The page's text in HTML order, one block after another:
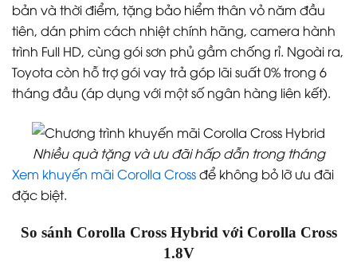
bản và thời điểm, tặng bảo hiểm thân vỏ năm đầu
tiên, dán phim cách nhiệt chính hãng, camera hành
trình Full HD, cùng gói sơn phủ gầm chống rỉ. Ngoài ra,
Toyota còn hỗ trợ gói vay trả góp lãi suất 0% trong 6
tháng đầu (áp dụng với một số ngân hàng liên kết).
Nhiều quà tặng và ưu đãi hấp dẫn trong tháng
Xem khuyến mãi Corolla Crossđể không bỏ lỡ ưu đãi
đặc biệt.
So sánh Corolla Cross Hybrid với Corolla Cross
1.8V